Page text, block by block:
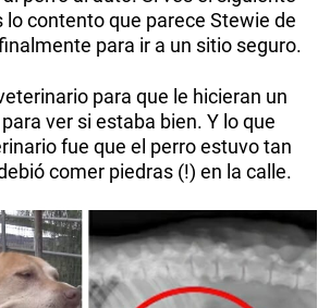
lo contento que parece Stewie de
para ir a un sitio seguro.
para que le hicieran un
ver si estaba bien. Y lo que
fue que el perro estuvo tan
comer piedras (!) en la calle.